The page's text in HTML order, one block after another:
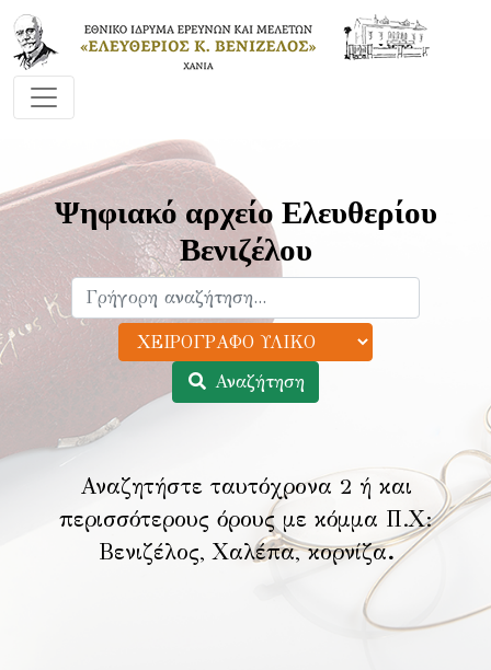
Ψηφιακό αρχείο Ελευθερίου
Βενιζέλου
Αναζήτηση
Αναζητήστε ταυτόχρονα 2 ή και
περισσότερους όρους με κόμμα Π.Χ:
Βενιζέλος, Χαλέπα, κορνίζα.